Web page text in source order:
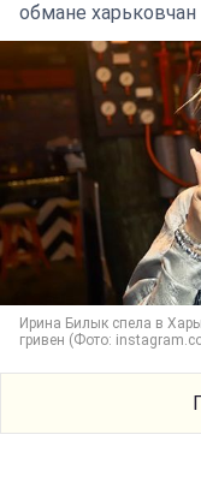
обмане харьковчан
Ирина Билык спела в
гривен (Фото: